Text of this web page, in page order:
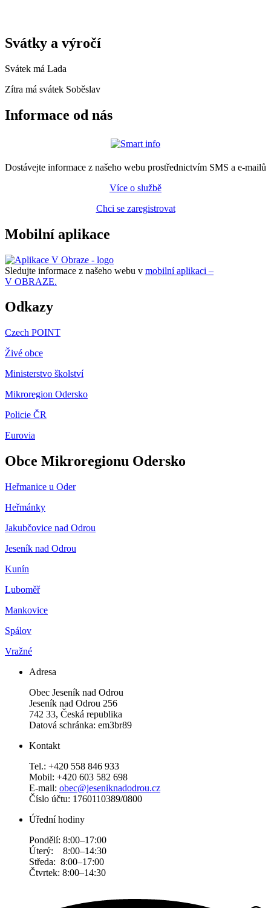
Svátky a výročí
Svátek má Lada
Zítra má svátek Soběslav
Informace od nás
Dostávejte informace z našeho webu prostřednictvím SMS a e-mailů
Více o službě
Chci se zaregistrovat
Mobilní aplikace
Sledujte informace z našeho webu v mobilní aplikaci –
V OBRAZE.
Odkazy
Czech POINT
Živé obce
Ministerstvo školství
Mikroregion Odersko
Policie ČR
Eurovia
Obce Mikroregionu Odersko
Heřmanice u Oder
Heřmánky
Jakubčovice nad Odrou
Jeseník nad Odrou
Kunín
Luboměř
Mankovice
Spálov
Vražné
Adresa
Obec Jeseník nad Odrou
Jeseník nad Odrou 256
742 33, Česká republika
Datová schránka: em3br89
Kontakt
Tel.: +420 558 846 933
Mobil: +420 603 582 698
E-mail: obec@jeseniknadodrou.cz
Číslo účtu: 1760110389/0800
Úřední hodiny
Pondělí: 8:00–17:00
Úterý: 8:00–14:30
Středa: 8:00–17:00
Čtvrtek: 8:00–14:30